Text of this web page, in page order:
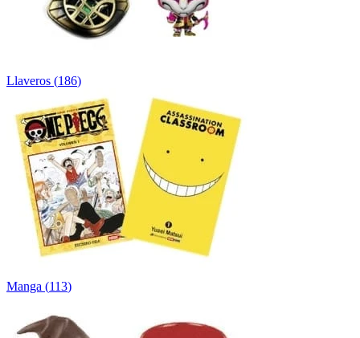
Llaveros (186)
Manga (113)